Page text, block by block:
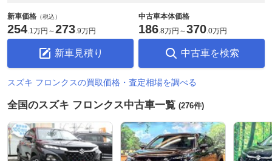
新車価格 （税込）
254.1万円 ～273.9万円
新車見積り
中古車本体価格
186.8万円 ～370.0万円
中古車を検索
スズキ フロンクスの買取価格・査定相場を調べる
全国のスズキ フロンクス中古車一覧 (276件)